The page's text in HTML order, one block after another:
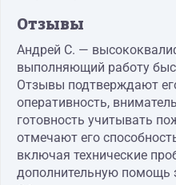
Отзывы
Андрей С. —
выполняющий работу
Отзывы подтверждают
оперативность,
готовность учитывать
отмечают его
включая технические
дополнительную помощь